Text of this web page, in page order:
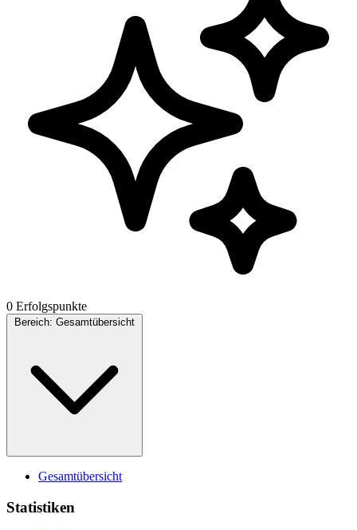
0 Erfolgspunkte
Bereich: Gesamtübersicht
Gesamtübersicht
Statistiken